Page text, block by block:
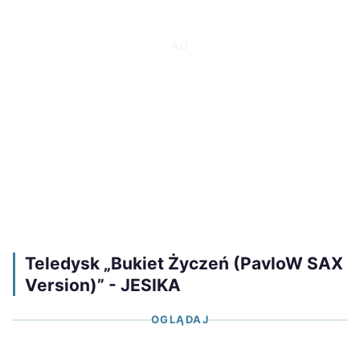
Teledysk „Bukiet Życzeń (PavloW SAX
Version)” - JESIKA
OGLĄDAJ